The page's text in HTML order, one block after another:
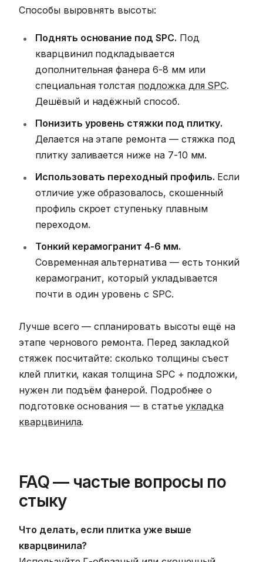
Способы выровнять высоты:
Поднять основание под SPC. Под
кварцвинил подкладывается
дополнительная фанера 6-8 мм или
специальная толстая подложка для SPC.
Дешёвый и надёжный способ.
Понизить уровень стяжки под плитку.
Делается на этапе ремонта — стяжка под
плитку заливается ниже на 7-10 мм.
Использовать переходный профиль. Если
отличие уже образовалось, скошенный
профиль скроет ступеньку плавным
переходом.
Тонкий керамогранит 4-6 мм.
Современная альтернатива — есть тонкий
керамогранит, который укладывается
почти в один уровень с SPC.
Лучше всего — спланировать высоты ещё на
этапе чернового ремонта. Перед закладкой
стяжек посчитайте: сколько толщины съест
клей плитки, какая толщина SPC + подложки,
нужен ли подъём фанерой. Подробнее о
подготовке основания — в статьеукладка
кварцвинила.
FAQ — частые вопросы по
стыку
Что делать, если плитка уже выше
кварцвинила?